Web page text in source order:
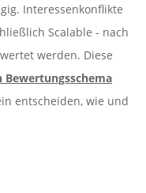
Interessenkonflikte
Scalable - nach
werden. Diese
entscheiden, wie und